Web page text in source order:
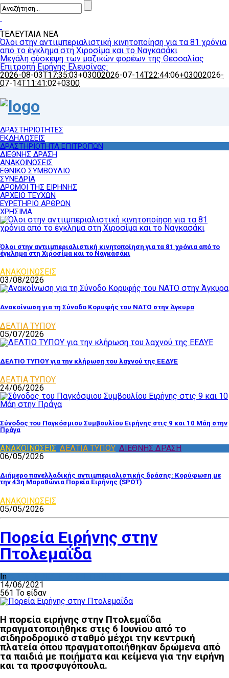
ΤΕΛΕΥΤΑΙΑ ΝΕΑ
Όλοι στην αντιιμπεριαλιστική κινητοποίηση για τα 81 χρόνια
από το έγκλημα στη Χιροσίμα και το Ναγκασάκι
Μεγάλη σύσκεψη των μαζικών φορέων της Θεσσαλίας
Επιτροπή Ειρήνης Ελευσίνας:
2026-08-03T17:35:03+03002026-07-14T22:44:06+03002026-
07-14T11:41:02+0300
ΔΡΑΣΤΗΡΙΟΤΗΤΕΣ
ΕΚΔΗΛΩΣΕΙΣ
ΔΡΑΣΤΗΡΙΟΤΗΤΑ ΕΠΙΤΡΟΠΩΝ
ΔΙΕΘΝΗΣ ΔΡΑΣΗ
ΑΝΑΚΟΙΝΩΣΕΙΣ
ΕΘΝΙΚΟ ΣΥΜΒΟΥΛΙΟ
ΣΥΝΕΔΡΙΑ
ΔΡΟΜΟΙ ΤΗΣ ΕΙΡΗΝΗΣ
ΑΡΧΕΙΟ ΤΕΥΧΩΝ
ΕΥΡΕΤΗΡΙΟ ΑΡΘΡΩΝ
ΧΡΗΣΙΜΑ
Όλοι στην αντιιμπεριαλιστική κινητοποίηση για τα 81 χρόνια από το
έγκλημα στη Χιροσίμα και το Ναγκασάκι
ΑΝΑΚΟΙΝΩΣΕΙΣ
03/08/2026
Ανακοίνωση για τη Σύνοδο Κορυφής του ΝΑΤΟ στην Άγκυρα
ΔΕΛΤΙΑ ΤΥΠΟΥ
05/07/2026
ΔΕΛΤΙΟ ΤΥΠΟΥ για την κλήρωση του λαχνού της ΕΕΔΥΕ
ΔΕΛΤΙΑ ΤΥΠΟΥ
24/06/2026
Σύνοδος του Παγκόσμιου Συμβουλίου Ειρήνης στις 9 και 10 Μάη στην
Πράγα
ΑΝΑΚΟΙΝΩΣΕΙΣ ΔΕΛΤΙΑ ΤΥΠΟΥ ΔΙΕΘΝΗΣ ΔΡΑΣΗ
06/05/2026
Διήμερο πανελλαδικής αντιιμπεριαλιστικής δράσης: Κορύφωση με
την 43η Μαραθώνια Πορεία Ειρήνης (SPOT)
ΑΝΑΚΟΙΝΩΣΕΙΣ
05/05/2026
Πορεία Ειρήνης στην
Πτολεμαΐδα
In
14/06/2021
561 Το είδαν
Η πορεία ειρήνης στην Πτολεμαΐδα
πραγματοποιήθηκε στις 6 Ιουνίου από το
σιδηροδρομικό σταθμό μέχρι την κεντρική
πλατεία όπου πραγματοποιήθηκαν δρώμενα από
τα παιδιά με ποιήματα και κείμενα για την ειρήνη
και τα προσφυγόπουλα.